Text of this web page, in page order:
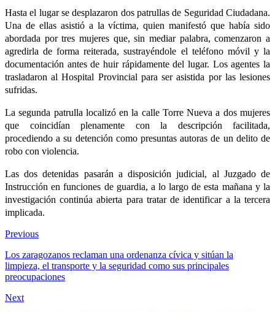
Hasta el lugar se desplazaron dos patrullas de Seguridad Ciudadana.
Una de ellas asistió a la víctima, quien manifestó que había sido
abordada por tres mujeres que, sin mediar palabra, comenzaron a
agredirla de forma reiterada, sustrayéndole el teléfono móvil y la
documentación antes de huir rápidamente del lugar. Los agentes la
trasladaron al Hospital Provincial para ser asistida por las lesiones
sufridas.
La segunda patrulla localizó en la calle Torre Nueva a dos mujeres
que coincidían plenamente con la descripción facilitada,
procediendo a su detención como presuntas autoras de un delito de
robo con violencia.
Las dos detenidas pasarán a disposición judicial, al Juzgado de
Instrucción en funciones de guardia, a lo largo de esta mañana y la
investigación continúa abierta para tratar de identificar a la tercera
implicada.
Previous
Los zaragozanos reclaman una ordenanza cívica y sitúan la
limpieza, el transporte y la seguridad como sus principales
preocupaciones
Next